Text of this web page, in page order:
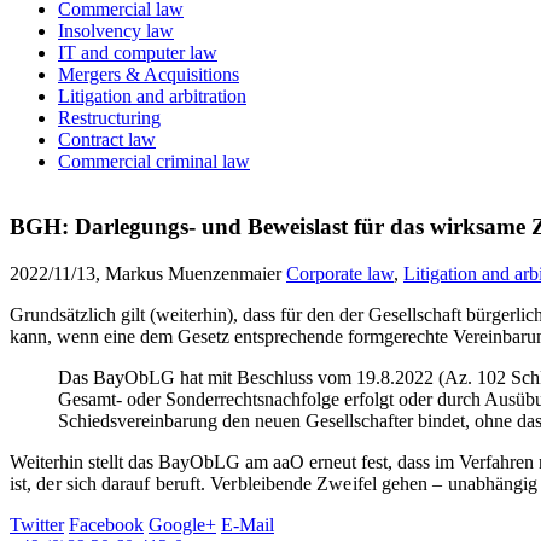
Commercial law
Insolvency law
IT and computer law
Mergers & Acquisitions
Litigation and arbitration
Restructuring
Contract law
Commercial criminal law
BGH: Darlegungs- und Beweislast für das
2022/11/13, Markus Muenzenmaier Corporate law, Litigation and
Grundsätzlich gilt (weiterhin), dass für den der Gesellschaft
kann, wenn eine dem Gesetz entsprechende formgerechte
Das BayObLG hat mit Beschluss vom 19.8.2022 (Az. 102
Gesamt- oder Sonderrechtsnachfolge erfolgt oder durch
Schiedsvereinbarung den neuen Gesellschafter bindet, ohne
Weiterhin stellt das BayObLG am aaO erneut fest, dass im
ist, der sich darauf beruft. Verbleibende Zweifel gehen –
Twitter Facebook Google+ E-Mail